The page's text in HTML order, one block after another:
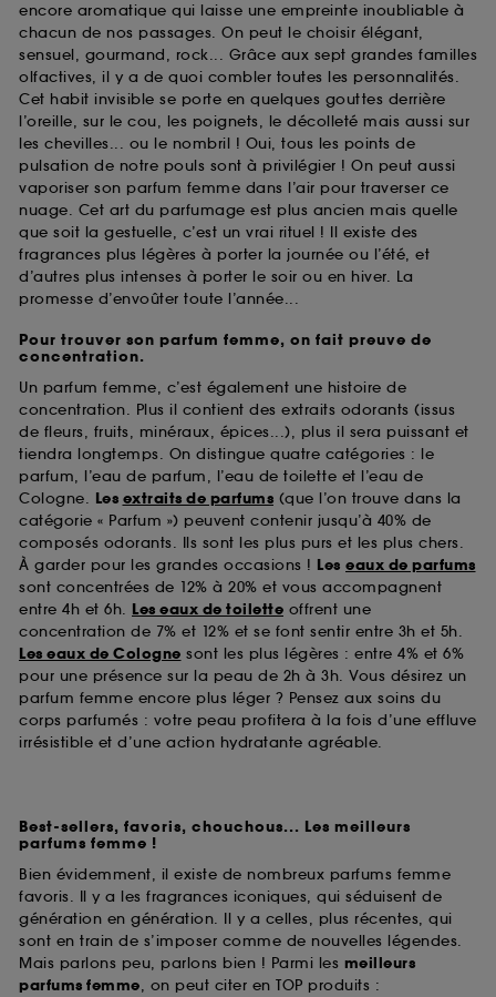
encore aromatique qui laisse une empreinte inoubliable à
chacun de nos passages. On peut le choisir élégant,
sensuel, gourmand, rock... Grâce aux sept grandes familles
olfactives, il y a de quoi combler toutes les personnalités.
Cet habit invisible se porte en quelques gouttes derrière
l’oreille, sur le cou, les poignets, le décolleté mais aussi sur
les chevilles... ou le nombril ! Oui, tous les points de
pulsation de notre pouls sont à privilégier ! On peut aussi
vaporiser son parfum femme dans l’air pour traverser ce
nuage. Cet art du parfumage est plus ancien mais quelle
que soit la gestuelle, c’est un vrai rituel ! Il existe des
fragrances plus légères à porter la journée ou l’été, et
d’autres plus intenses à porter le soir ou en hiver. La
promesse d’envoûter toute l’année...
Pour trouver son parfum femme, on fait preuve de
concentration.
Un parfum femme, c’est également une histoire de
concentration. Plus il contient des extraits odorants (issus
de fleurs, fruits, minéraux, épices...), plus il sera puissant et
tiendra longtemps. On distingue quatre catégories : le
parfum, l’eau de parfum, l’eau de toilette et l’eau de
Cologne. Les extraits de parfums (que l’on trouve dans la
catégorie « Parfum ») peuvent contenir jusqu’à 40% de
composés odorants. Ils sont les plus purs et les plus chers.
À garder pour les grandes occasions ! Les eaux de parfums
sont concentrées de 12% à 20% et vous accompagnent
entre 4h et 6h. Les eaux de toilette offrent une
concentration de 7% et 12% et se font sentir entre 3h et 5h.
Les eaux de Cologne sont les plus légères : entre 4% et 6%
pour une présence sur la peau de 2h à 3h. Vous désirez un
parfum femme encore plus léger ? Pensez aux soins du
corps parfumés : votre peau profitera à la fois d’une effluve
irrésistible et d’une action hydratante agréable.
Best-sellers, favoris, chouchous... Les meilleurs
parfums femme !
Bien évidemment, il existe de nombreux parfums femme
favoris. Il y a les fragrances iconiques, qui séduisent de
génération en génération. Il y a celles, plus récentes, qui
sont en train de s’imposer comme de nouvelles légendes.
Mais parlons peu, parlons bien ! Parmi les meilleurs
parfums femme, on peut citer en TOP produits :